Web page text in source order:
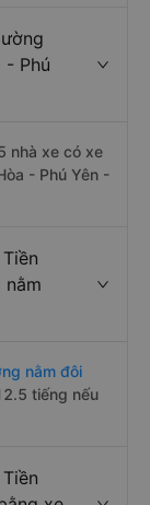
Phú
nhà xe có xe
- Phú Yên -
nằm
nằm đôi
tiếng nếu